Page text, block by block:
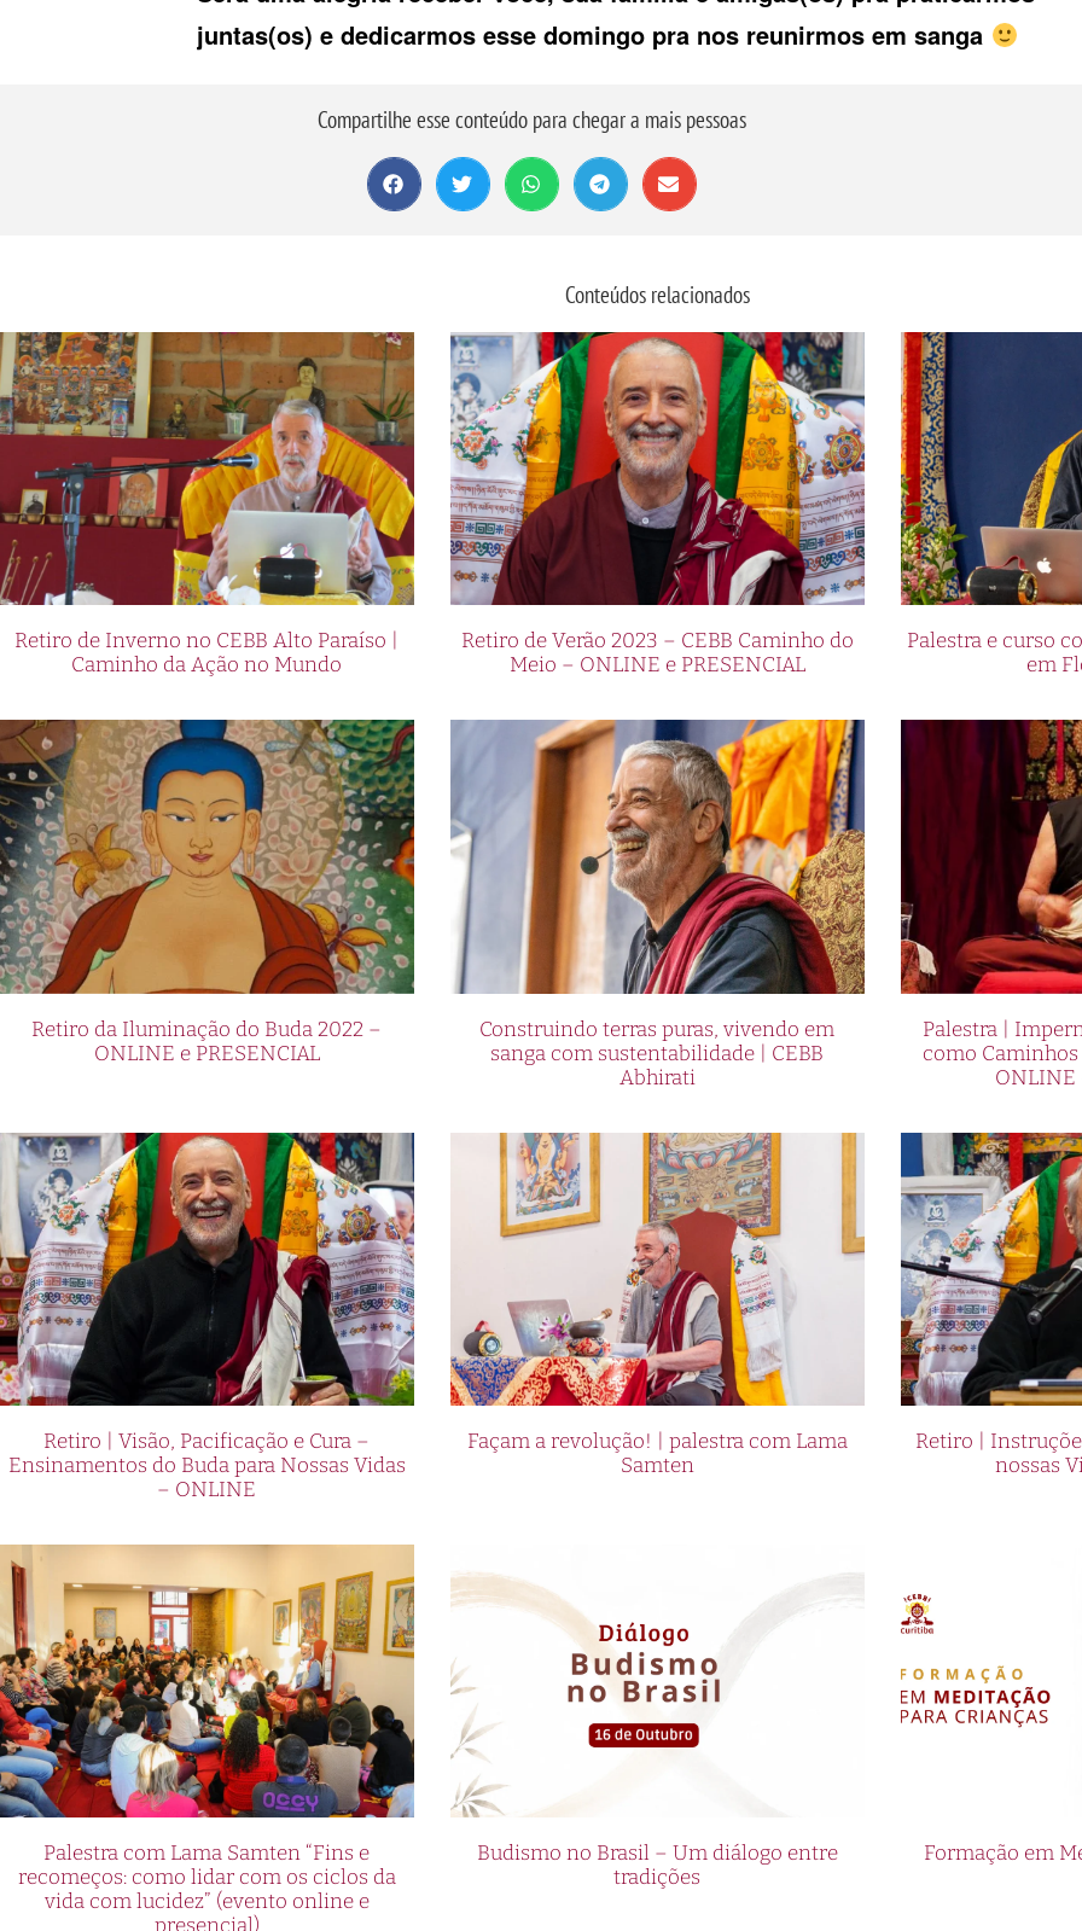
juntas(os) e dedicarmos esse domingo pra nos reunirmos em sanga
Compartilhe esse conteúdo para chegar a mais pessoas
Conteúdos relacionados
Retiro de Inverno no CEBB Alto Paraíso |
Caminho da Ação no Mundo
Retiro de Verão 2023 – CEBB Caminho do
Meio – ONLINE e PRESENCIAL
Palestra e curso
em
Retiro da Iluminação do Buda 2022 –
ONLINE e PRESENCIAL
Construindo terras puras, vivendo em
sanga com sustentabilidade | CEBB
Abhirati
Palestra |
como
ONLINE
Retiro | Visão, Pacificação e Cura –
Ensinamentos do Buda para Nossas Vidas
– ONLINE
Façam a revolução! | palestra com Lama
Samten
Retiro |
nossas
Palestra com Lama Samten “Fins e
recomeços: como lidar com os ciclos da
vida com lucidez” (evento online e
presencial)
Budismo no Brasil – Um diálogo entre
tradições
Formação em